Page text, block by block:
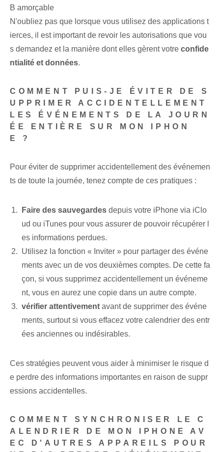
B amorçable
N'oubliez pas que lorsque vous utilisez des applications t
ierces⁤, il est important de revoir les autorisations que vou
s demandez et la manière dont elles gèrent ⁤votre confide
ntialité et données.
COMMENT PUIS-JE ÉVITER DE S
UPPRIMER ACCIDENTELLEMENT
LES ÉVÉNEMENTS DE LA JOURN
ÉE ENTIÈRE SUR MON IPHON
E ?
Pour éviter de supprimer accidentellement des événemen
ts de toute la journée, tenez compte de ces pratiques :
Faire des sauvegardes depuis votre iPhone via iClo
ud ou iTunes pour vous assurer de pouvoir récupérer l
es informations perdues.
Utilisez la fonction « Inviter » pour partager des événe
ments avec un de vos deuxièmes comptes. De cette fa
çon, si vous supprimez accidentellement un événeme
nt, vous en aurez une copie dans un autre compte.
vérifier attentivement avant de supprimer des événe
ments, surtout si vous effacez votre calendrier des entr
ées anciennes ou indésirables.
Ces stratégies peuvent vous aider à minimiser le risque d
e perdre des informations importantes⁢ en raison de suppr
essions accidentelles.
COMMENT SYNCHRONISER LE C
ALENDRIER DE MON IPHONE AV
EC D'AUTRES APPAREILS POUR